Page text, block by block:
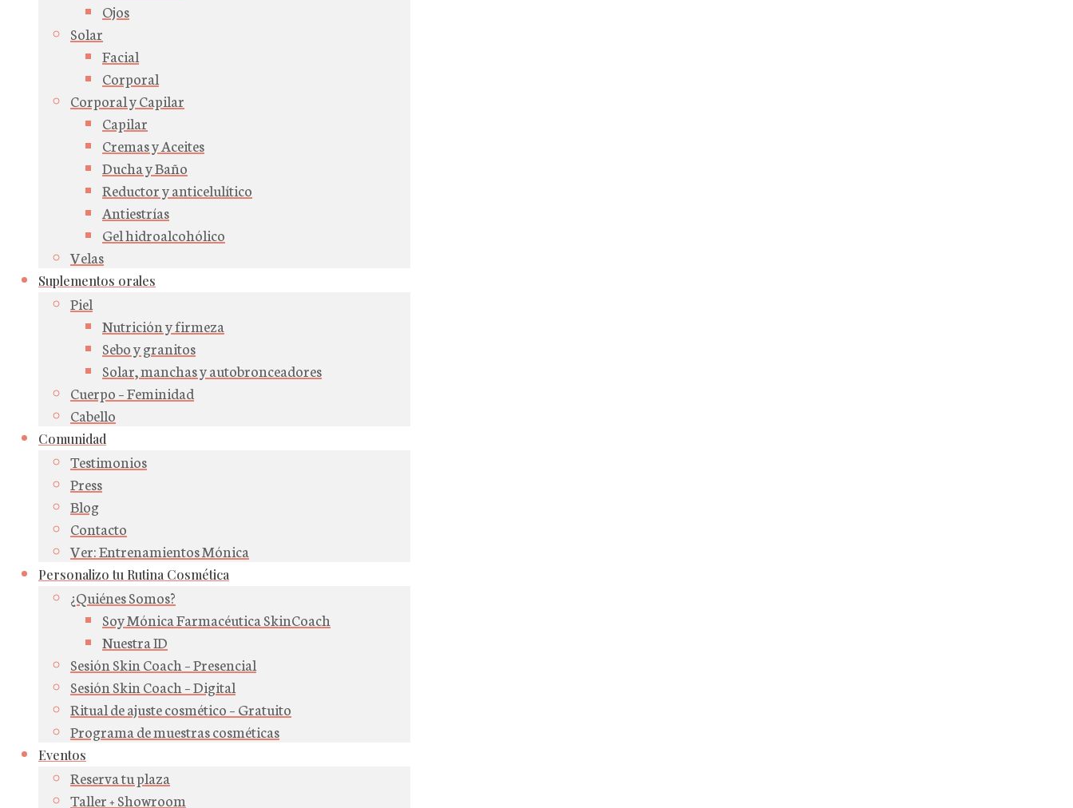
Ojos
Solar
Facial
Corporal
Corporal y Capilar
Capilar
Cremas y Aceites
Ducha y Baño
Reductor y anticelulítico
Antiestrías
Gel hidroalcohólico
Velas
Suplementos orales
Piel
Nutrición y firmeza
Sebo y granitos
Solar, manchas y autobronceadores
Cuerpo – Feminidad
Cabello
Comunidad
Testimonios
Press
Blog
Contacto
Ver: Entrenamientos Mónica
Personalizo tu Rutina Cosmética
¿Quiénes Somos?
Soy Mónica Farmacéutica SkinCoach
Nuestra ID
Sesión Skin Coach – Presencial
Sesión Skin Coach – Digital
Ritual de ajuste cosmético – Gratuito
Programa de muestras cosméticas
Eventos
Reserva tu plaza
Taller + Showroom